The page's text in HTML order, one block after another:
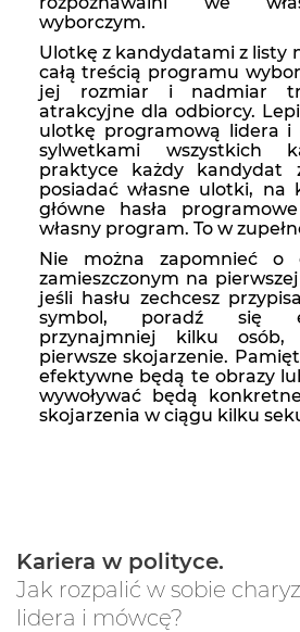
wyborczym.
Ulotkę z kandydatami z listy
całą treścią programu
jej rozmiar i nadmiar
atrakcyjne dla odbiorcy.
ulotkę programową lidera i
sylwetkami wszystkich
praktyce każdy kandydat
posiadać własne ulotki, na
główne hasła
własny program. To w
Nie można zapomnieć o
zamieszczonym na
jeśli hasłu zechcesz
symbol, poradź się
przynajmniej kilku
pierwsze skojarzenie.
efektywne będą te obrazy
wywoływać będą
skojarzenia w ciągu kilku
Kariera w polityce.
Jak rozpalić w sobie
lidera i mówcę?